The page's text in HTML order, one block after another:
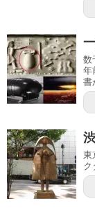
数
年
書
東
ク